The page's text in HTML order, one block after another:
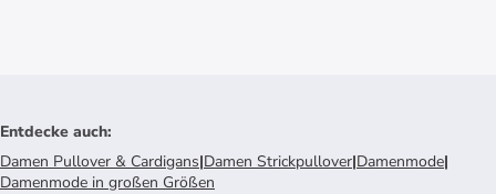
Entdecke auch:
Damen Pullover & Cardigans|Damen Strickpullover|Damenmode|
Damenmode in großen Größen